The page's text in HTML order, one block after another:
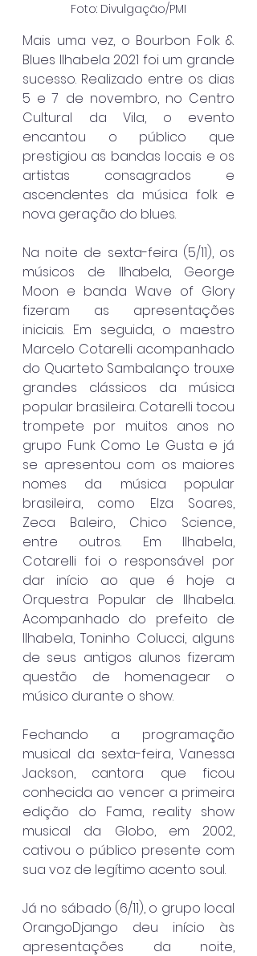
Foto: Divulgação/PMI
Mais uma vez, o Bourbon Folk &
Blues Ilhabela 2021 foi um grande
sucesso. Realizado entre os dias
5 e 7 de novembro, no Centro
Cultural da Vila, o evento
encantou o público que
prestigiou as bandas locais e os
artistas consagrados e
ascendentes da música folk e
nova geração do blues.
Na noite de sexta-feira (5/11), os
músicos de Ilhabela, George
Moon e banda Wave of Glory
fizeram as apresentações
iniciais. Em seguida, o maestro
Marcelo Cotarelli acompanhado
do Quarteto Sambalanço trouxe
grandes clássicos da música
popular brasileira. Cotarelli tocou
trompete por muitos anos no
grupo Funk Como Le Gusta e já
se apresentou com os maiores
nomes da música popular
brasileira, como Elza Soares,
Zeca Baleiro, Chico Science,
entre outros. Em Ilhabela,
Cotarelli foi o responsável por
dar início ao que é hoje a
Orquestra Popular de Ilhabela.
Acompanhado do prefeito de
Ilhabela, Toninho Colucci, alguns
de seus antigos alunos fizeram
questão de homenagear o
músico durante o show.
Fechando a programação
musical da sexta-feira, Vanessa
Jackson, cantora que ficou
conhecida ao vencer a primeira
edição do Fama, reality show
musical da Globo, em 2002,
cativou o público presente com
sua voz de legítimo acento soul.
Já no sábado (6/11), o grupo local
OrangoDjango deu início às
apresentações da noite,